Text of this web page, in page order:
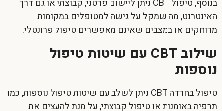
בנוסף, טיפולCBT ניתן ליישום פרטני, קבוצתי או גם דרך
האינטרנט, מה שמקל על גישה למטופלים במקומות
מרוחקים או במצבים שאינם מאפשרים טיפול פרונטלי.
שילוב CBT עם שיטות טיפול
נוספות
טיפול בחרדהCBT ניתן לשלב עם שיטות טיפול נוספות, כמו
תרפיה באומנות או טיפול קבוצתי, על מנת להעצים את